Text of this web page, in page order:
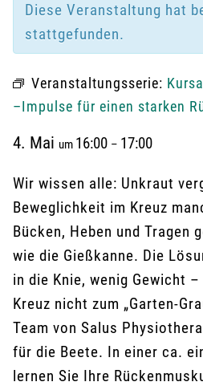
Diese Veranstaltung hat
stattgefunden.
Veranstaltungsserie:
–Impulse für einen starken
4. Mai um 16:00 – 17:00
Wir wissen alle: Unkraut
Beweglichkeit im Kreuz
Bücken, Heben und Tragen
wie die Gießkanne. Die
in die Knie, wenig Gewicht
Kreuz nicht zum „Garten-
Team von Salus
für die Beete. In einer ca.
lernen Sie Ihre